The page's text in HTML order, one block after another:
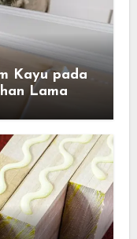
Kayu pada
Lama